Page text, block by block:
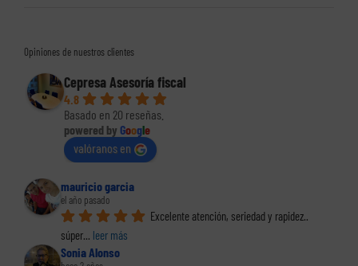
Opiniones de nuestros clientes
Cepresa Asesoría fiscal
4.8
Basado en 20 reseñas.
powered by Google
valóranos en
mauricio garcia
el año pasado
Excelente atención, seriedad y rapidez..
súper... leer más
Sonia Alonso